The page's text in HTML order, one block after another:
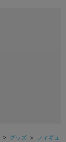
> グッズ > フィギュ